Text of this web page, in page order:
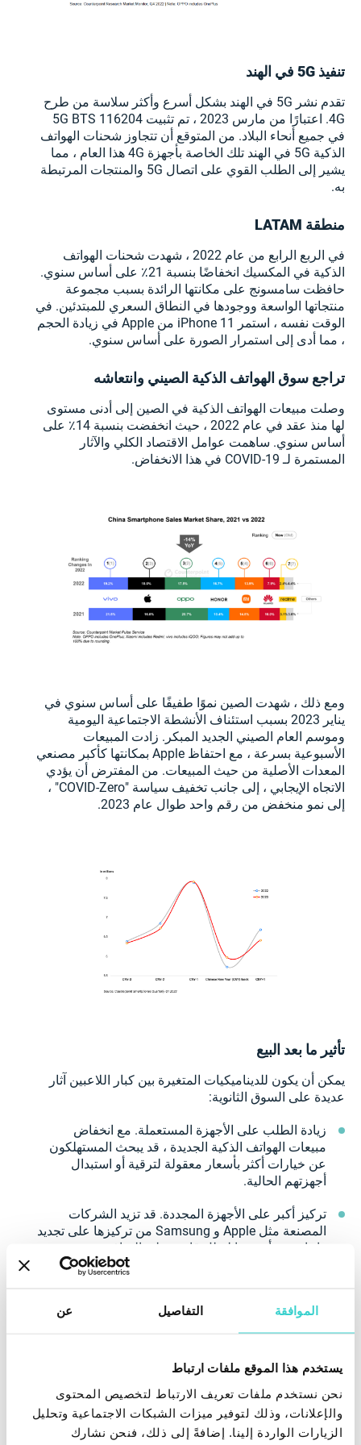
الموافقة التفاصيل عن
يستخدم هذا الموقع ملفات ارتباط
نحن نستخدم ملفات تعريف الارتباط لتخصيص المحتوى
والإعلانات، وذلك لتوفير ميزات الشبكات الاجتماعية وتحليل
الزيارات الواردة إلينا. إضافةً إلى ذلك، فنحن نشارك
تنفيذ 5G في الهند
تقدم نشر 5G في الهند بشكل أسرع وأكثر سلاسة من طرح
4G. اعتبارًا من مارس 2023 ، تم تثبيت 116204 5G BTS
في جميع أنحاء البلاد. من المتوقع أن تتجاوز شحنات الهواتف
الذكية 5G في الهند تلك الخاصة بأجهزة 4G هذا العام ، مما
يشير إلى الطلب القوي على اتصال 5G والمنتجات المرتبطة
به.
منطقة LATAM
في الربع الرابع من عام 2022 ، شهدت شحنات الهواتف
الذكية في المكسيك انخفاضًا بنسبة 21٪ على أساس سنوي.
حافظت سامسونج على مكانتها الرائدة بسبب مجموعة
منتجاتها الواسعة ووجودها في النطاق السعري للمبتدئين. في
الوقت نفسه ، استمر iPhone 11 من Apple في زيادة الحجم
، مما أدى إلى استمرار الصورة على أساس سنوي.
تراجع سوق الهواتف الذكية الصيني وانتعاشه
وصلت مبيعات الهواتف الذكية في الصين إلى أدنى مستوى
لها منذ عقد في عام 2022 ، حيث انخفضت بنسبة 14٪ على
أساس سنوي. ساهمت عوامل الاقتصاد الكلي والآثار
المستمرة لـ COVID-19 في هذا الانخفاض.
ومع ذلك ، شهدت الصين نموًا طفيفًا على أساس سنوي في
يناير 2023 بسبب استئناف الأنشطة الاجتماعية اليومية
وموسم العام الصيني الجديد المبكر. زادت المبيعات
الأسبوعية بسرعة ، مع احتفاظ Apple بمكانتها كأكبر مصنعي
المعدات الأصلية من حيث المبيعات. من المفترض أن يؤدي
الاتجاه الإيجابي ، إلى جانب تخفيف سياسة "COVID-Zero" ،
إلى نمو منخفض من رقم واحد طوال عام 2023.
تأثير ما بعد البيع
يمكن أن يكون للديناميكيات المتغيرة بين كبار اللاعبين آثار
عديدة على السوق الثانوية:
زيادة الطلب على الأجهزة المستعملة. مع انخفاض
مبيعات الهواتف الذكية الجديدة ، قد يبحث المستهلكون
عن خيارات أكثر بأسعار معقولة لترقية أو استبدال
أجهزتهم الحالية.
تركيز أكبر على الأجهزة المجددة. قد تزيد الشركات
المصنعة مثل Apple و Samsung من تركيزها على تجديد
وإعادة بيع أجهزتها لتظل قادرة على المنافسة ، وتقدم
خيارات أكثر فعالية من حيث التكلفة مع ضمان الجودة
دورات حياة أطول للجهاز. مع احتمال اختيار الأشخاص
للأجهزة المستخدمة ، قد يحتفظون بهواتفهم الذكية
المحمول.
تجزئة السوق. نظرًا لأن Apple و OPPO تشهدان نموًا
بينما تواجه العلامات التجارية الكبرى الأخرى انخفاضات ،
فقد يصبح الإعداد أكثر تشتتًا ، مع توفر مجموعة متنوعة